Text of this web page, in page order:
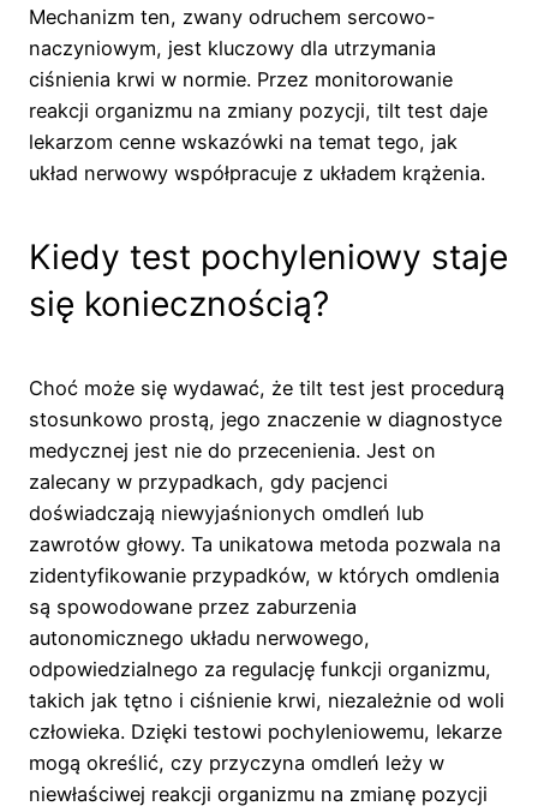
Mechanizm ten, zwany odruchem sercowo-
naczyniowym, jest kluczowy dla utrzymania
ciśnienia krwi w normie. Przez monitorowanie
reakcji organizmu na zmiany pozycji, tilt test daje
lekarzom cenne wskazówki na temat tego, jak
układ nerwowy współpracuje z układem krążenia.
Kiedy test pochyleniowy staje
się koniecznością?
Choć może się wydawać, że tilt test jest procedurą
stosunkowo prostą, jego znaczenie w diagnostyce
medycznej jest nie do przecenienia. Jest on
zalecany w przypadkach, gdy pacjenci
doświadczają niewyjaśnionych omdleń lub
zawrotów głowy. Ta unikatowa metoda pozwala na
zidentyfikowanie przypadków, w których omdlenia
są spowodowane przez zaburzenia
autonomicznego układu nerwowego,
odpowiedzialnego za regulację funkcji organizmu,
takich jak tętno i ciśnienie krwi, niezależnie od woli
człowieka. Dzięki testowi pochyleniowemu, lekarze
mogą określić, czy przyczyna omdleń leży w
niewłaściwej reakcji organizmu na zmianę pozycji